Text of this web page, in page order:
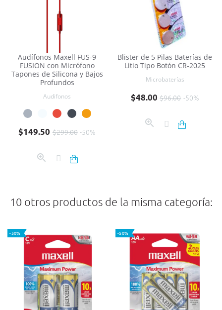
Audífonos Maxell FUS-9
FUSION con Micrófono
Tapones de Silicona y Bajos
Profundos
Audifonos
Precio base $299.00 -50%
Precio
$149.50
Blister de 5 Pilas Baterías de
Litio Tipo Botón CR-2025
Microbaterías
Precio base$96.00 -50%
Precio
$48.00
10 otros productos de la misma categoría:
-50% -50%